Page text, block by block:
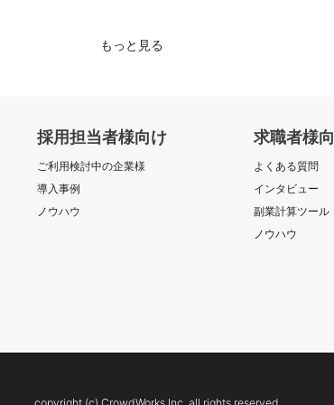
もっと見る
採用担当者様向け
ご利用検討中の企業様
導入事例
ノウハウ
求職者様
よくある質問
インタビュー
副業計算ツール
ノウハウ